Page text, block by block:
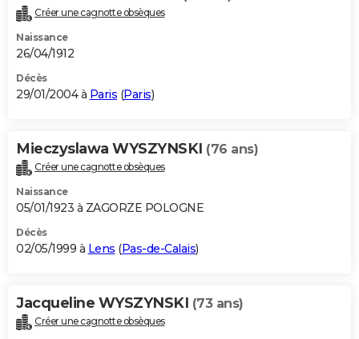
Créer une cagnotte obsèques
Naissance
26/04/1912
Décès
29/01/2004 à Paris (Paris)
Mieczyslawa WYSZYNSKI (76 ans)
Créer une cagnotte obsèques
Naissance
05/01/1923 à ZAGORZE POLOGNE
Décès
02/05/1999 à Lens (Pas-de-Calais)
Jacqueline WYSZYNSKI (73 ans)
Créer une cagnotte obsèques